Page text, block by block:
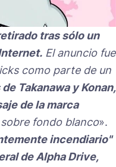
tras sólo un
El anuncio fue
como parte de un
Takanawa y Konan,
de la marca
fondo blanco».
incendiario"
de Alpha Drive,